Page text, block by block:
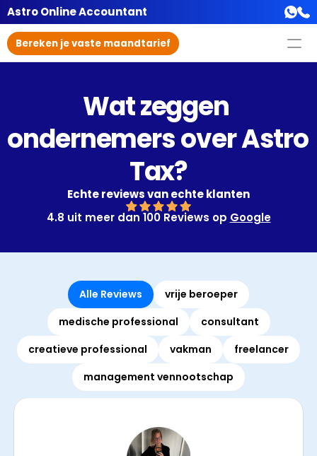
Astro Online Accountant
Bereken je vaste maandtarief
Wat zeggen
ondernemers over Astro
Tax?
Echte reviews van echte klanten
4.8 uit meer dan 100 Reviews op Google
Alle Reviews
vrije beroeper
medische professional
consultant
creatieve professional
vakman
freelancer
management vennootschap